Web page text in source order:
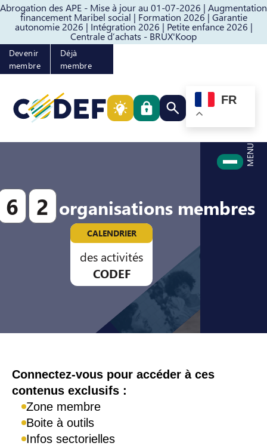
Abrogation des APE - Mise à jour au 01-07-2026 | Augmentation
financement Maribel social | Formation 2026 | Garantie
autonomie 2026 | Intégration 2026 | Petite enfance 2026 |
Centrale d’achats - BRUX'Koop
Passer au contenuPasser au pied de page
Devenir
membre
Déjà
membre
Rechercher quelque
FR
MENU
6 2 organisations membres
CALENDRIER
des activités
CODEF
Connexion
Connectez-vous pour accéder à ces
contenus exclusifs :
Zone membre
Boite à outils
Infos sectorielles